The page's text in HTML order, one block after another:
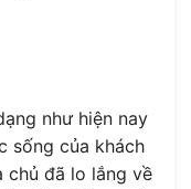
như hiện nay
sống của khách
chủ đã lo lắng về